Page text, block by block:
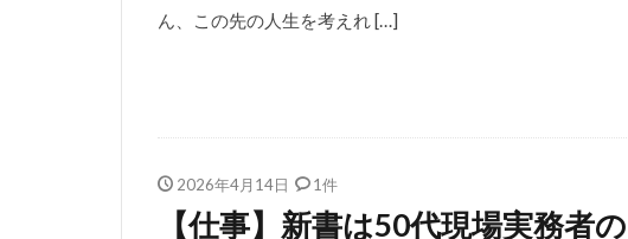
ん、この先の人生を考えれ […]
2026年4月14日 1件
【仕事】新書は50代現場実務者